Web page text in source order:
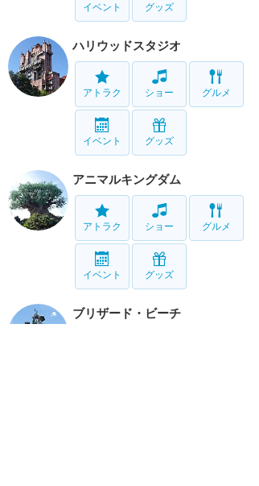
イベント グッズ
ハリウッドスタジオ
アトラク ショー グルメ
イベント グッズ
アニマルキングダム
アトラク ショー グルメ
イベント グッズ
ブリザード・ビーチ